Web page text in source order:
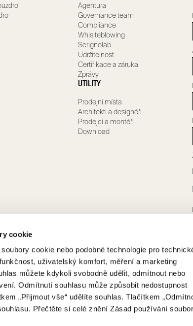
cookie
cookie nebo podobné technologie pro
uživatelský komfort, měření a marketing
můžete kdykoli svobodně udělit, odmítnout nebo
Odmítnutí souhlasu může způsobit nedostupnost
„Přijmout vše“ udělíte souhlas. Tlačítkem
Přečtěte si celé znění Zásad používání
Agentura
Governance team
Compliance
Whislteblowing
Scrignolab
Udržitelnost
Certifikace a záruka
Zprávy
UTILITY
Prodejní místa
Architekti a designéři
Prodejci a montéři
Download